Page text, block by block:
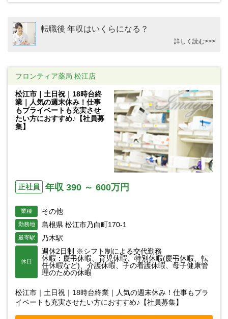
転職後 年収はいくらになる？
詳しく読む>>>
フロンティア薬局 松江店
松江市｜土日祝｜18時台終
業｜人気の週末休み！仕事
もプライベートも充実させ
たい方におすすめ♪【社員募
集】
正社員 年収 390 ～ 600万円
業種 その他
勤務地 島根県 松江市乃白町170-1
最寄駅 乃木駅
休日
週休2日制 ※シフト制による交代勤務
休暇：慶弔休暇、育児休暇、特別休暇(慶弔休暇、転
任休暇など)、介護休暇、子の看護休暇、母子健康管
理のための休暇
松江市｜土日祝｜18時台終業｜人気の週末休み！仕事もプラ
イベートも充実させたい方におすすめ♪【社員募集】